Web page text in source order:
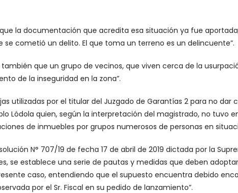
la documentación que acredita esa situación ya fue
se cometió un delito. El que toma un terreno es un delincuente”.
también que un grupo de vecinos, que viven cerca de la
de la inseguridad en la zona”.
utilizadas por el titular del Juzgado de Garantías 2 para no dar
Lódola quien, según la interpretación del magistrado, no tuvo
de inmuebles por grupos numerosos de personas en
N° 707/19 de fecha 17 de abril de 2019 dictada por la
se establece una serie de pautas y medidas que deben
caso, entendiendo que el supuesto encuentra debido
por el Sr. Fiscal en su pedido de lanzamiento”.